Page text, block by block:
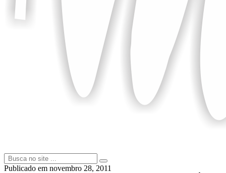
Publicado em novembro 28, 2011